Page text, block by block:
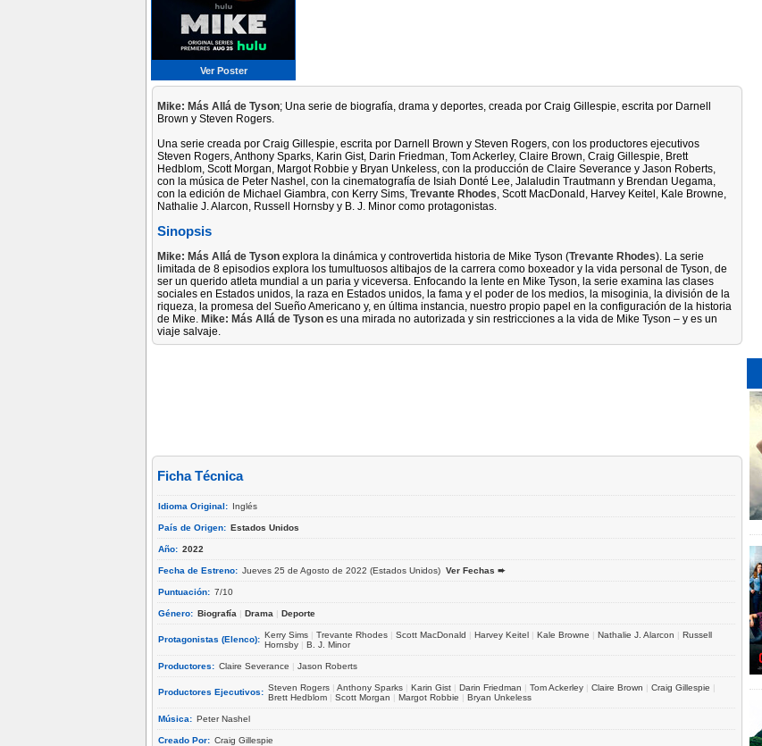
Ver Poster
Mike: Más Allá de Tyson; Una serie de biografía, drama y deportes, creada por Craig Gillespie, escrita por Darnell
Brown y Steven Rogers.
Una serie creada por Craig Gillespie, escrita por Darnell Brown y Steven Rogers, con los productores ejecutivos
Steven Rogers, Anthony Sparks, Karin Gist, Darin Friedman, Tom Ackerley, Claire Brown, Craig Gillespie, Brett
Hedblom, Scott Morgan, Margot Robbie y Bryan Unkeless, con la producción de Claire Severance y Jason Roberts,
con la música de Peter Nashel, con la cinematografía de Isiah Donté Lee, Jalaludin Trautmann y Brendan Uegama,
con la edición de Michael Giambra, con Kerry Sims, Trevante Rhodes, Scott MacDonald, Harvey Keitel, Kale Browne,
Nathalie J. Alarcon, Russell Hornsby y B. J. Minor como protagonistas.
Sinopsis
Mike: Más Allá de Tyson explora la dinámica y controvertida historia de Mike Tyson (Trevante Rhodes). La serie
limitada de 8 episodios explora los tumultuosos altibajos de la carrera como boxeador y la vida personal de Tyson, de
ser un querido atleta mundial a un paria y viceversa. Enfocando la lente en Mike Tyson, la serie examina las clases
sociales en Estados unidos, la raza en Estados unidos, la fama y el poder de los medios, la misoginia, la división de la
riqueza, la promesa del Sueño Americano y, en última instancia, nuestro propio papel en la configuración de la historia
de Mike. Mike: Más Allá de Tyson es una mirada no autorizada y sin restricciones a la vida de Mike Tyson – y es un
viaje salvaje.
Ficha Técnica
Idioma Original: Inglés
País de Origen: Estados Unidos
Año: 2022
Fecha de Estreno: Jueves 25 de Agosto de 2022 (Estados Unidos) Ver Fechas ➨
Puntuación: 7/10
Género: Biografía | Drama | Deporte
Protagonistas (Elenco): Kerry Sims | Trevante Rhodes | Scott MacDonald | Harvey Keitel | Kale Browne | Nathalie J. Alarcon | Russell
Hornsby | B. J. Minor
Productores: Claire Severance | Jason Roberts
Productores Ejecutivos: Steven Rogers | Anthony Sparks | Karin Gist | Darin Friedman | Tom Ackerley | Claire Brown | Craig Gillespie |
Brett Hedblom | Scott Morgan | Margot Robbie | Bryan Unkeless
Música: Peter Nashel
Creado Por: Craig Gillespie